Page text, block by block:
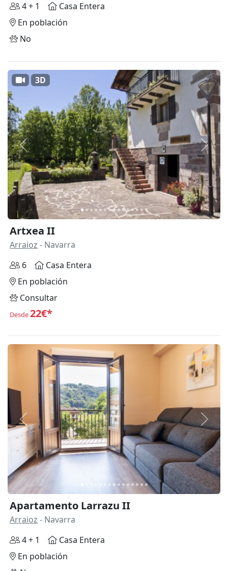
4 + 1
Casa Entera
En población
No
Anterior
3D
Artxea II
Arraioz - Navarra
6
Casa Entera
En población
Consultar
Desde22€*
Anterior
Apartamento Larrazu II
Arraioz - Navarra
4 + 1
Casa Entera
En población